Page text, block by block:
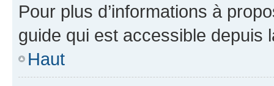
Pour plus d’informations à
guide qui est accessible depuis
Haut